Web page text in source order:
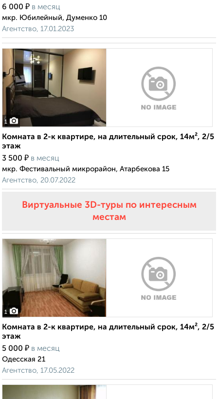
6 000 ₽ в месяц
мкр. Юбилейный, Думенко 10
Агентство, 17.01.2023
1
Комната в 2-к квартире, на длительный срок, 14м², 2/5
этаж
3 500 ₽ в месяц
мкр. Фестивальный микрорайон, Атарбекова 15
Агентство, 20.07.2022
Виртуальные 3D-туры по интересным
местам
1
Комната в 2-к квартире, на длительный срок, 14м², 2/5
этаж
5 000 ₽ в месяц
Одесская 21
Агентство, 17.05.2022